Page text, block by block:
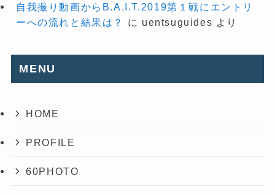
自我撮り動画からB.A.I.T.2019第１戦にエントリ
ーへの流れと結果は？
に uentsuguides より
MENU
HOME
PROFILE
60PHOTO